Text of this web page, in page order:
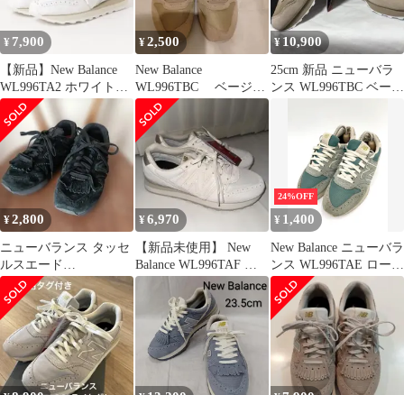
¥ 7,900
【新品】New Balance
WL996TA2 ホワイト
24.5センチ
¥2,500
New Balance
WL996TBC ベージュ
スニーカー
¥ 10,900
25cm 新品 ニューバラ
ンス WL996TBC ベージ
¥2,800
ニューバランス タッセ
ルスエード
WL996TL2 22.5cm
¥6,970
【新品未使用】 New
Balance WL996TAF ス
ニーカー レディース
24%OFF
¥ 1,400
New Balance ニューバラ
ンス WL996TAE ローカ
ット スニーカー
size23cm/緑 ■■レディー
ス